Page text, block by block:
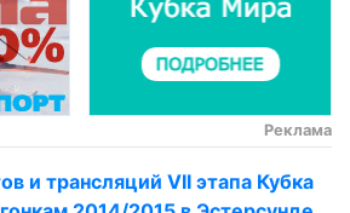
Реклама
и трансляций VII этапа Кубка